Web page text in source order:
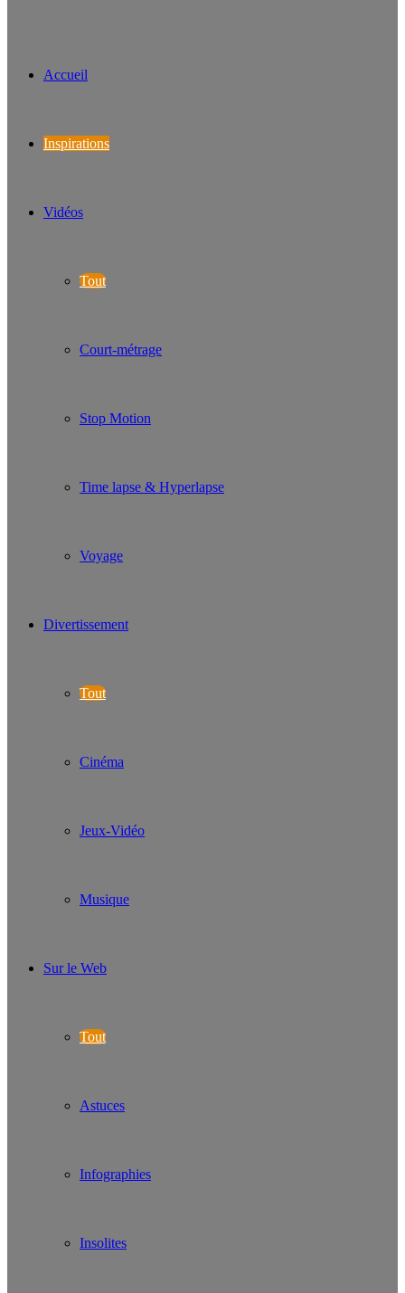
Accueil
Inspirations
Vidéos
Tout
Court-métrage
Stop Motion
Time lapse & Hyperlapse
Voyage
Divertissement
Tout
Cinéma
Jeux-Vidéo
Musique
Sur le Web
Tout
Astuces
Infographies
Insolites